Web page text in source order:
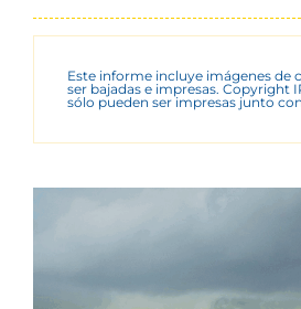
Este informe incluye imágenes de
ser bajadas e impresas. Copyright
sólo pueden ser impresas junto